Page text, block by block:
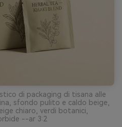
di packaging di tisana alle
sfondo pulito e caldo beige,
chiaro, verdi botanici,
--ar 3:2